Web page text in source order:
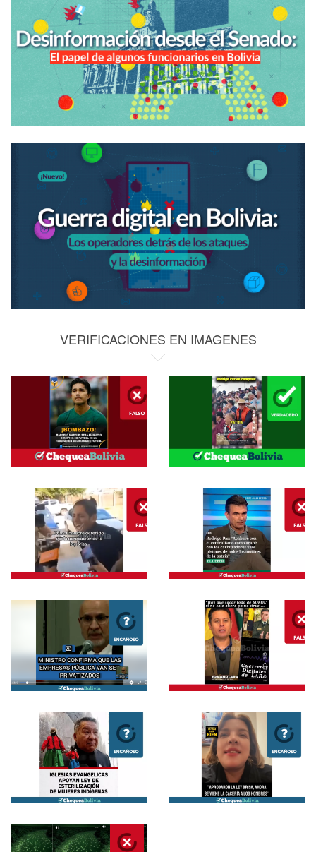
VERIFICACIONES EN IMAGENES